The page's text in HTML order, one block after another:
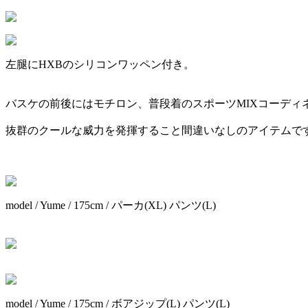
左腿にHXBのシリコンワッペン付き。
バスケの前後にはモチロン、普段着のスポーツMIXコーディ
抜群のクールな威力を発揮すること間違いなしのアイテムで
model / Yume / 175cm / パーカ(XL) パンツ(L)
model / Yume / 175cm / ボアジップ(L) パンツ(L)